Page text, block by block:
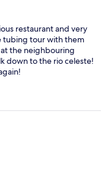
restaurant and very
tubing tour with them
at the neighbouring
down to the rio celeste!